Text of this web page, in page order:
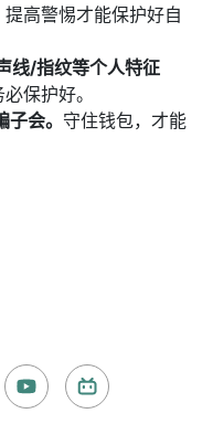
提高警惕才能保护好自
线/指纹等个人特征
保护好。
会。 守住钱包，才能